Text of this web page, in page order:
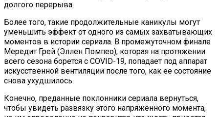
долгого перерыва.
Более того, такие продолжительные каникулы могут
уменьшить эффект от одного из самых захватывающих
моментов в истории сериала. В промежуточном финале
Мередит Грей (Эллен Помпео), которая на протяжении
всего сезона борется с COVID-19, попадает под аппарат
искусственной вентиляции после того, как ее состояние
снова ухудшилось.
Конечно, преданные поклонники сериала вернуться,
чтобы увидеть развязку этого напряженного момента,